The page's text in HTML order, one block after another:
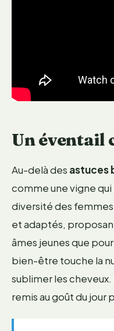
Un éventail
Au-delà des astuces
comme une vigne
diversité des
et adaptés,
âmes jeunes que
bien-être touche la
sublimer les cheveux.
remis au goût du jour